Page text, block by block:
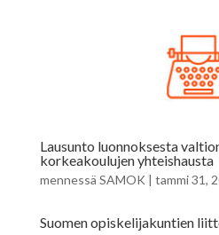
Lausunto luonnoksesta
korkeakoulujen yhteishausta
mennessä SAMOK | tammi 31,
Suomen opiskelijakuntien